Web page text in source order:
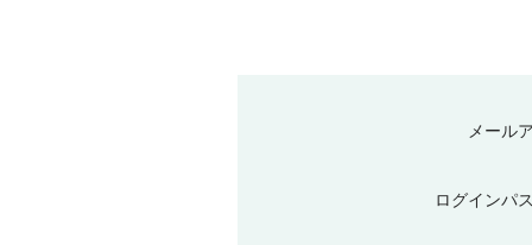
メール
ログインパ